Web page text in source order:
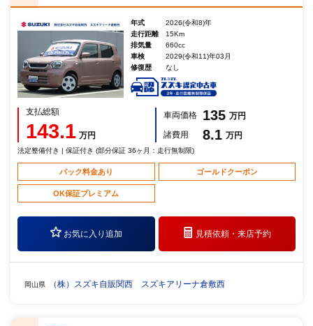
年式
2026(令和8)年
走行距離
15Km
排気量
660cc
車検
2029(令和11)年03月
修復歴
なし
支払総額
143.1 万円
車両価格 135 万円
諸費用
8.1 万円
法定整備付き | 保証付き (部分保証 36ヶ月：走行無制限)
パック料金あり ゴールドクーポン
OK保証プレミアム
お気に入り追加 見積依頼・来店予約
岡山県 （株）スズキ自販関西 スズキアリーナ倉敷西